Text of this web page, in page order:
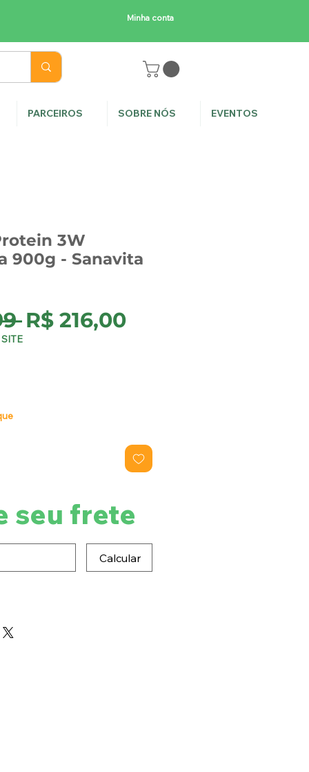
Minha conta
3W
900g - Sanavita
Preço
normal
R$ 216,00Preço
seu frete
Calcular
PARCEIROS SOBRE NÓS EVENTOS